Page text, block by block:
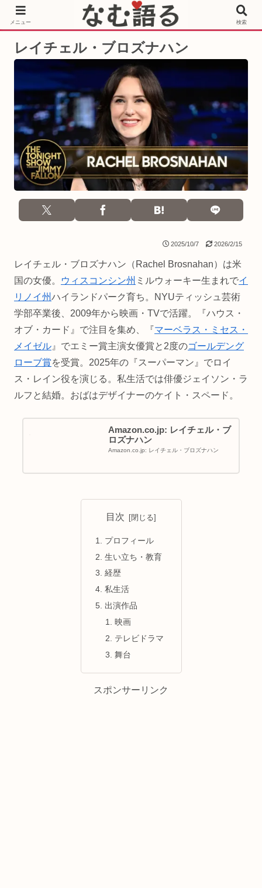
［PR］Prime Video もっと観るならサブスクリプション
レイチェル・ブロズナハン
2025/10/7 2026/2/15
レイチェル・ブロズナハン（Rachel Brosnahan）は米
国の女優。
ウィスコンシン州 ミルウォーキー生まれでイ
リノイ州ハイランドパーク育ち。NYUティッシュ芸術
学部卒業後、2009年から映画・TVで活躍。『ハウス・
オブ・カード』で注目を集め、『マーベラス・ミセス・
メイゼル 』でエミー賞主演女優賞と2度のゴールデング
ローブ賞を受賞。2025年の『スーパーマン』でロイ
ス・レイン役を演じる。私生活では俳優ジェイソン・ラ
ルフと結婚。おばはデザイナーのケイト・スペード。
Amazon.co.jp: レイチェル・ブ
ロズナハン
Amazon.co.jp: レイチェル・ブロズナハン
目次
プロフィール
生い立ち・教育
経歴
私生活
出演作品
映画
テレビドラマ
舞台
スポンサーリンク
メニュー 検索